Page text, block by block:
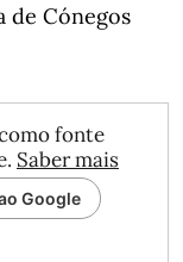
de Cónegos
fonte
Saber mais
Google